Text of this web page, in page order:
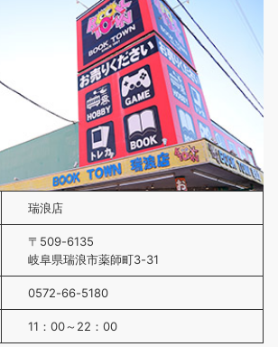
瑞浪店
〒509-6135
岐阜県瑞浪市薬師町3-31
0572-66-5180
11：00～22：00